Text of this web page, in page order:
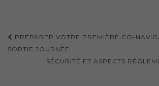
Navigation
d'article
PRÉPARER VOTRE PREMIÈRE CO-
SORTIE JOURNÉE
SÉCURITÉ ET ASPECTS